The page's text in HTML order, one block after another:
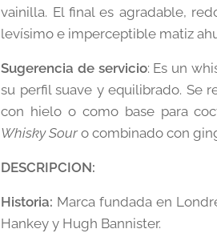
vainilla. El final es agradable,
levísimo e imperceptible matiz
Sugerencia de servicio: Es un
su perfil suave y equilibrado. Se
con hielo o como base para
Whisky Souro combinado con
DESCRIPCION:
Historia: Marca fundada en
Hankey y Hugh Bannister.